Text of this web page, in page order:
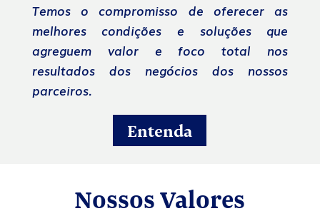
Temos o compromisso de oferecer as
melhores condições e soluções que
agreguem valor e foco total nos
resultados dos negócios dos nossos
parceiros.
Entenda
Nossos Valores